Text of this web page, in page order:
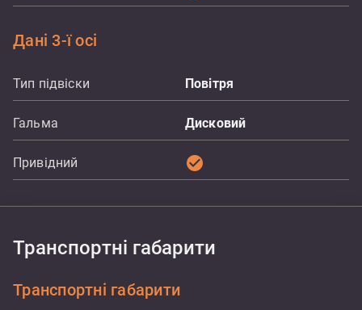
Дані 3-ї осі
Тип підвіски Повітря
Гальма Дисковий
Привідний check_circle
Транспортні габарити
Транспортні габарити